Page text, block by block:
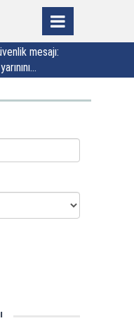
mesajı: